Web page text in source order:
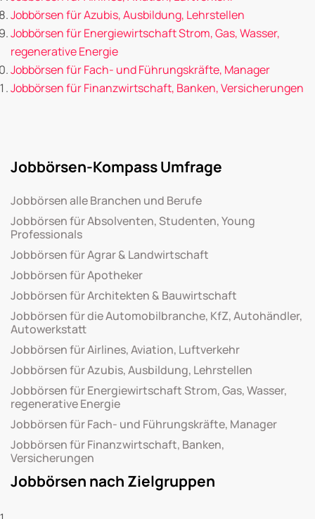
Jobbörsen für Azubis, Ausbildung, Lehrstellen
Jobbörsen für Energiewirtschaft Strom, Gas, Wasser,
regenerative Energie
Jobbörsen für Fach- und Führungskräfte, Manager
Jobbörsen für Finanzwirtschaft, Banken, Versicherungen
Jobbörsen-Kompass Umfrage
Jobbörsen alle Branchen und Berufe
Jobbörsen für Absolventen, Studenten, Young
Professionals
Jobbörsen für Agrar & Landwirtschaft
Jobbörsen für Apotheker
Jobbörsen für Architekten & Bauwirtschaft
Jobbörsen für die Automobilbranche, KfZ, Autohändler,
Autowerkstatt
Jobbörsen für Airlines, Aviation, Luftverkehr
Jobbörsen für Azubis, Ausbildung, Lehrstellen
Jobbörsen für Energiewirtschaft Strom, Gas, Wasser,
regenerative Energie
Jobbörsen für Fach- und Führungskräfte, Manager
Jobbörsen für Finanzwirtschaft, Banken,
Versicherungen
Jobbörsen nach Zielgruppen